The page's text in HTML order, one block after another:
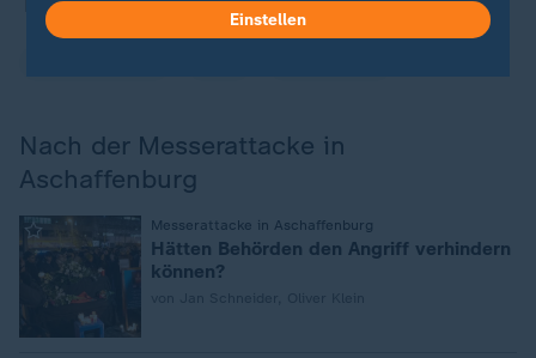
Nach der Messerattacke in
Aschaffenburg
Messerattacke in Aschaffenburg
Hätten Behörden den Angriff verhindern
können?
Einstellen